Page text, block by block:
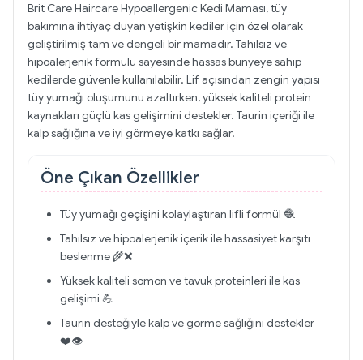
Brit Care Haircare Hypoallergenic Kedi Maması, tüy
bakımına ihtiyaç duyan yetişkin kediler için özel olarak
geliştirilmiş tam ve dengeli bir mamadır. Tahılsız ve
hipoalerjenik formülü sayesinde hassas bünyeye sahip
kedilerde güvenle kullanılabilir. Lif açısından zengin yapısı
tüy yumağı oluşumunu azaltırken, yüksek kaliteli protein
kaynakları güçlü kas gelişimini destekler. Taurin içeriği ile
kalp sağlığına ve iyi görmeye katkı sağlar.
Öne Çıkan Özellikler
Tüy yumağı geçişini kolaylaştıran lifli formül 🧶
Tahılsız ve hipoalerjenik içerik ile hassasiyet karşıtı
beslenme 🌾❌
Yüksek kaliteli somon ve tavuk proteinleri ile kas
gelişimi 💪
Taurin desteğiyle kalp ve görme sağlığını destekler
❤️👁️